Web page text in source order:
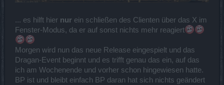
... es hilft hier nur ein schließen des Clienten über das X im
Fenster-Modus, da er auf sonst nichts mehr reagiert
Morgen wird nun das neue Release eingespielt und das
Dragan-Event beginnt und es trifft genau das ein, auf das
ich am Wochenende und vorher schon hingewiesen hatte.
BP ist und bleibt einfach BP daran hat sich nichts geändert